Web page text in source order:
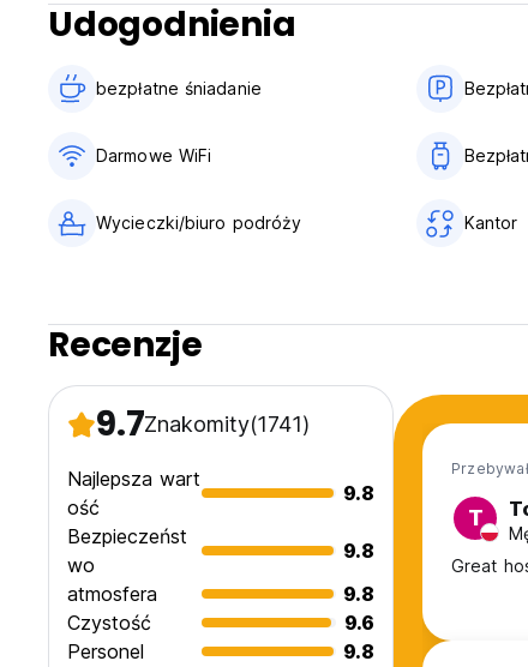
Udogodnienia
bezpłatne śniadanie‎
Darmowe WiFi
Wycieczki/biuro podróży Kantor
Recenzje
9.7Znakomity(1741)
Najlepsza wart
ość
9.8
Bezpieczeńst
wo
9.8
atmosfera
9.8
Czystość
9.6
Personel
9.8
T
Great